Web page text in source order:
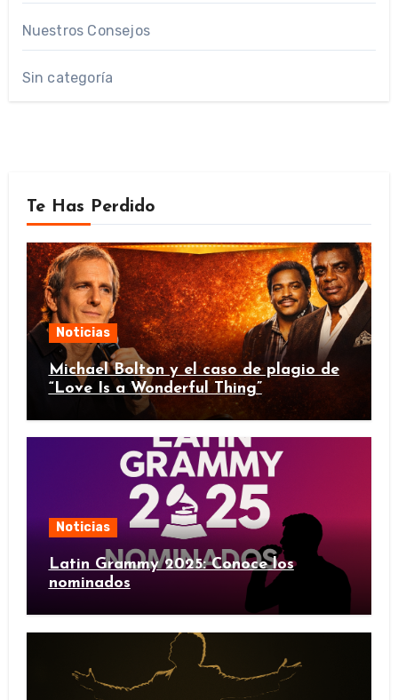
Nuestros Consejos
Sin categoría
Te Has Perdido
Noticias
Michael Bolton y el caso de plagio de
“Love Is a Wonderful Thing”
Noticias
Latin Grammy 2025: Conoce los
nominados